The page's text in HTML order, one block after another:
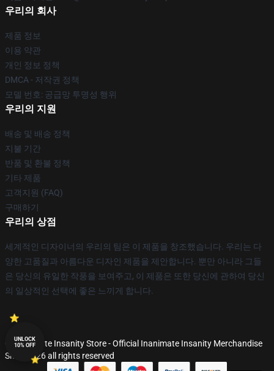
우리의 회사
제품 정보
이용 약관
개인 정보 정책
DMCA - 저작권 정책
모델 번호: 공급망 투명성 행위
우리의 지원
배송 및 배송 정책
지불 기간
반품 및 환불 정책
기타 제품
고객지원 (FAQ)
구매하기
우리의 상점
세계적인 디자이너의 우리의 팀은 이 제품을 창조했습니다. 우리는 다
양한 고품질과 아름다운 디자인 제품을 제안합니다. 뿐만 아니라 그들
은 당신의 유일한 작풍을 보여주고, 이 제품은 또한 당신에 관하여 당신
의 일상적인 선택에 좋은 느끼게 합니다.
© Inanimate Insanity Store - Official Inanimate Insanity Merchandise
Shop 2026 all rights reserved
UNLOCK
10% OFF